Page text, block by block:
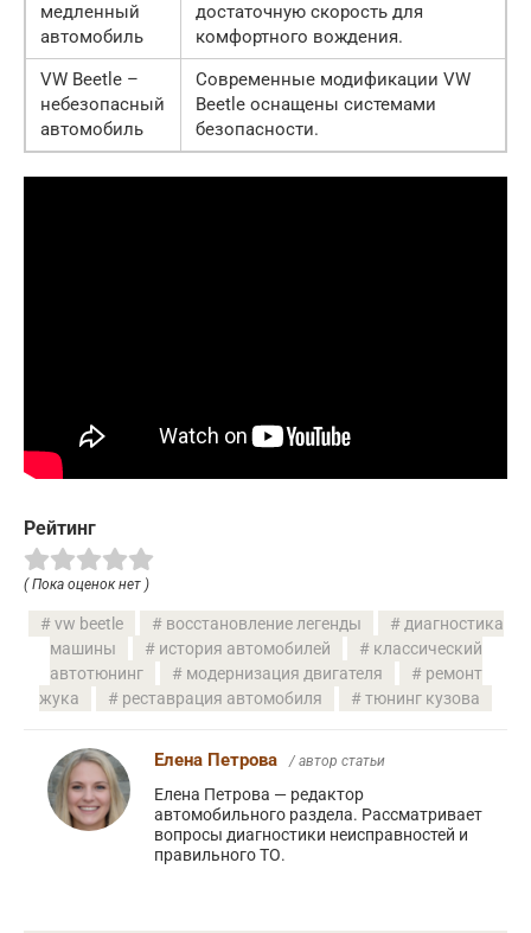
медленный
автомобиль
достаточную скорость для
комфортного вождения.
VW Beetle –
небезопасный
автомобиль
Современные модификации VW
Beetle оснащены системами
безопасности.
Рейтинг
( Пока оценок нет )
vw beetle восстановление легенды
диагностика
машины
история автомобилей
классический
автотюнинг
модернизация двигателя
ремонт
жука
реставрация автомобиля тюнинг кузова
Елена Петрова / автор статьи
Елена Петрова — редактор
автомобильного раздела. Рассматривает
вопросы диагностики неисправностей и
правильного ТО.